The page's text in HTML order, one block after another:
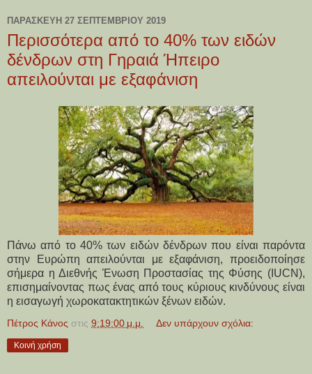
ΠΑΡΑΣΚΕΥΉ 27 ΣΕΠΤΕΜΒΡΊΟΥ 2019
Περισσότερα από το 40% των ειδών
δένδρων στη Γηραιά Ήπειρο
απειλούνται με εξαφάνιση
Πάνω από το 40% των ειδών δένδρων που είναι παρόντα
στην Ευρώπη απειλούνται με εξαφάνιση, προειδοποίησε
σήμερα η Διεθνής Ένωση Προστασίας της Φύσης (IUCN),
επισημαίνοντας πως ένας από τους κύριους κινδύνους είναι
η εισαγωγή χωροκατακτητικών ξένων ειδών.
Πέτρος Κάνος στις 9:19:00 μ.μ. Δεν υπάρχουν σχόλια:
Κοινή χρήση